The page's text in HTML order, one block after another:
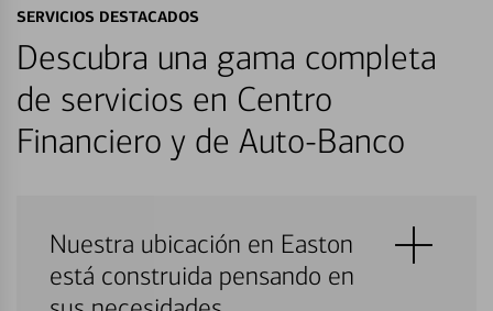
SERVICIOS DESTACADOS
Descubra una gama completa
de servicios en Centro
Financiero y de Auto-Banco
Nuestra ubicación en Easton
está construida pensando en